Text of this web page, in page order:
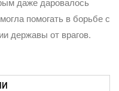
помогать в борьбе с
державы от врагов.